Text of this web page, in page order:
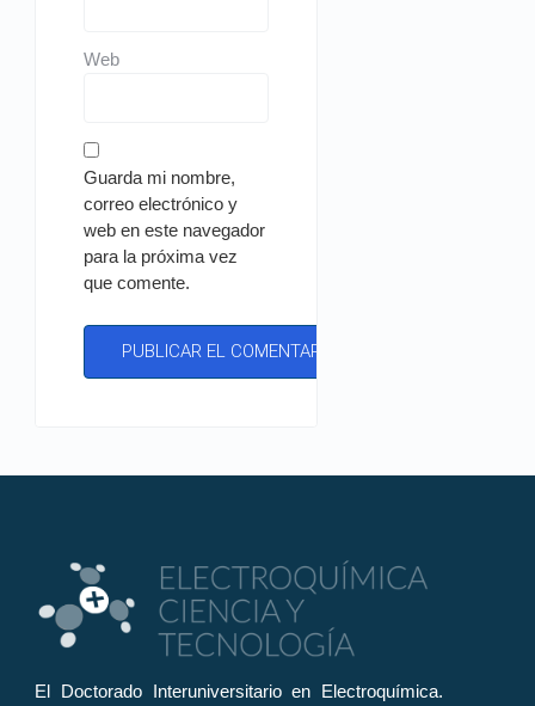
Web
Guarda mi nombre,
correo electrónico y
web en este navegador
para la próxima vez
que comente.
El Doctorado Interuniversitario en Electroquímica.